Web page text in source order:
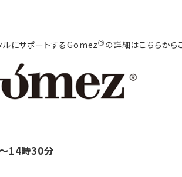
ルにサポートするGomezⓇ の詳細はこちらから
14時30分